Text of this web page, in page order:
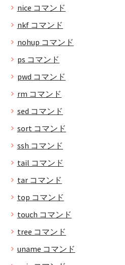
nice コマンド
nkf コマンド
nohup コマンド
ps コマンド
pwd コマンド
rm コマンド
sed コマンド
sort コマンド
ssh コマンド
tail コマンド
tar コマンド
top コマンド
touch コマンド
tree コマンド
uname コマンド